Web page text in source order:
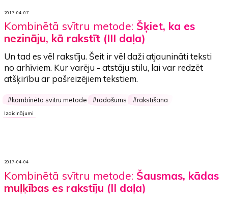
2017-04-07
Kombinētā svītru metode: Šķiet, ka es
nezināju, kā rakstīt (III daļa)
Un tad es vēl rakstīju. Šeit ir vēl daži atjaunināti teksti
no arhīviem. Kur varēju - atstāju stilu, lai var redzēt
atšķirību ar pašreizējiem tekstiem.
kombinēto svītru metode radošums rakstīšana
Izaicinājumi
2017-04-04
Kombinētā svītru metode: Šausmas, kādas
muļķības es rakstīju (II daļa)